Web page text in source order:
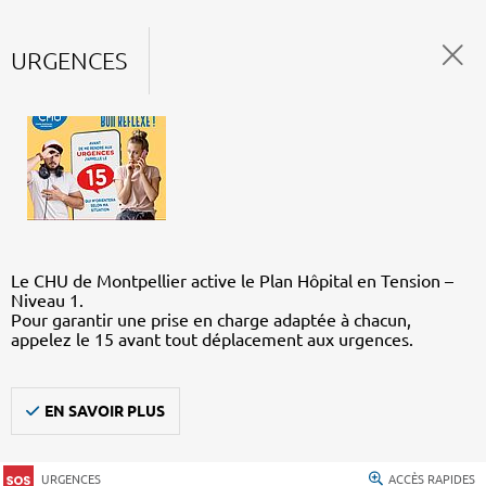
URGENCES
Le CHU de Montpellier active le Plan Hôpital en Tension –
Niveau 1.
Pour garantir une prise en charge adaptée à chacun,
appelez le 15 avant tout déplacement aux urgences.
EN SAVOIR PLUS
URGENCES ACCÈS RAPIDES